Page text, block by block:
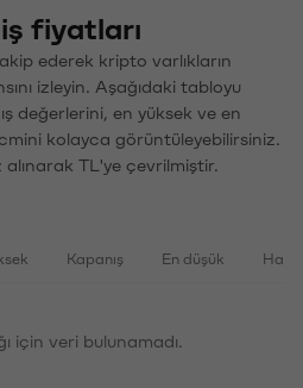
fiyatları
ederek kripto varlıkların
izleyin. Aşağıdaki tabloyu
değerlerini, en yüksek ve en
kolayca görüntüleyebilirsiniz.
TL'ye çevrilmiştir.
Kapanış En düşük
için veri bulunamadı.